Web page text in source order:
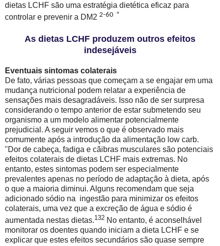
dietas LCHF são uma estratégia dietética eficaz para
controlar e prevenir a DM2 2-60 "
As dietas LCHF produzem outros efeitos
indesejáveis
Eventuais sintomas colaterais
De fato, várias pessoas que começam a se engajar em uma
mudança nutricional podem relatar a experiência de
sensações mais desagradáveis. Isso não de ser surpresa
considerando o tempo anterior de estar submetendo seu
organismo a um modelo alimentar potencialmente
prejudicial. A seguir vemos o que é observado mais
comumente após a introdução da alimentação low carb.
"Dor de cabeça, fadiga e cãibras musculares são potenciais
efeitos colaterais de dietas LCHF mais extremas. No
entanto, estes sintomas podem ser especialmente
prevalentes apenas no período de adaptação à dieta, após
o que a maioria diminui. Alguns recomendam que seja
adicionado sódio na ingestão para minimizar os efeitos
colaterais, uma vez que a excreção de água e sódio é
aumentada nestas dietas.132 No entanto, é aconselhável
monitorar os doentes quando iniciam a dieta LCHF e se
explicar que estes efeitos secundários são quase sempre